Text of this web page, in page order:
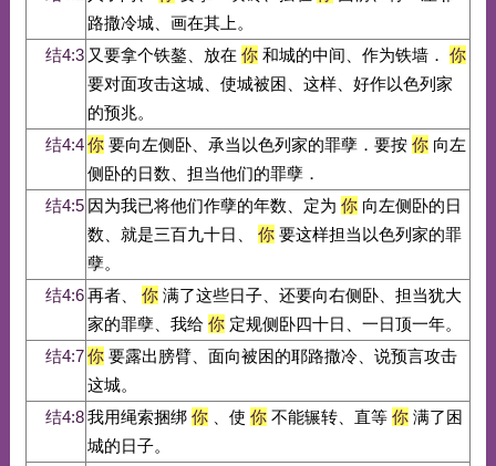
路撒冷城、画在其上。
结4:3 又要拿个铁鏊、放在 你和城的中间、作为铁墙． 你
要对面攻击这城、使城被困、这样、好作以色列家
的预兆。
结4:4你要向左侧卧、承当以色列家的罪孽．要按 你向左
侧卧的日数、担当他们的罪孽．
结4:5 因为我已将他们作孽的年数、定为 你向左侧卧的日
数、就是三百九十日、
你要这样担当以色列家的罪
孽。
结4:6再者、 你满了这些日子、还要向右侧卧、担当犹大
家的罪孽、我给 你定规侧卧四十日、一日顶一年。
结4:7你要露出膀臂、面向被困的耶路撒冷、说预言攻击
这城。
结4:8我用绳索捆绑 你、使 你不能辗转、直等 你满了困
城的日子。